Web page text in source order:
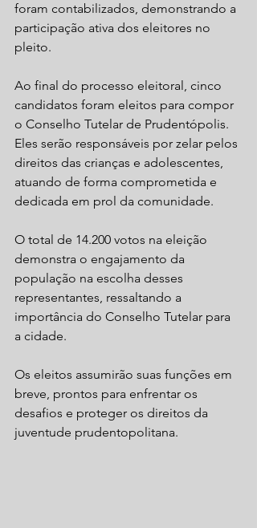
foram contabilizados, demonstrando a
participação ativa dos eleitores no
pleito.
Ao final do processo eleitoral, cinco
candidatos foram eleitos para compor
o Conselho Tutelar de Prudentópolis.
Eles serão responsáveis por zelar pelos
direitos das crianças e adolescentes,
atuando de forma comprometida e
dedicada em prol da comunidade.
O total de 14.200 votos na eleição
demonstra o engajamento da
população na escolha desses
representantes, ressaltando a
importância do Conselho Tutelar para
a cidade.
Os eleitos assumirão suas funções em
breve, prontos para enfrentar os
desafios e proteger os direitos da
juventude prudentopolitana.